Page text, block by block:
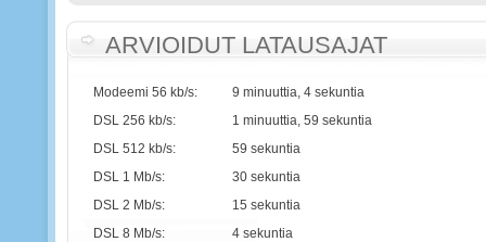
ARVIOIDUT LATAUSAJAT
Modeemi 56 kb/s:
9 minuuttia, 4 sekuntia
DSL 256 kb/s:
1 minuuttia, 59 sekuntia
DSL 512 kb/s:
59 sekuntia
DSL 1 Mb/s:
30 sekuntia
DSL 2 Mb/s:
15 sekuntia
DSL 8 Mb/s:
4 sekuntia